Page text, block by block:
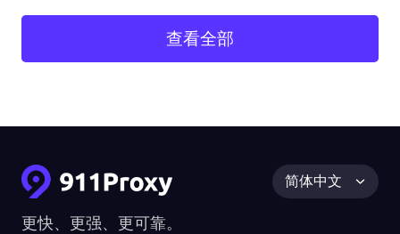
查看全部
更快、更强、更可靠。
简体中文